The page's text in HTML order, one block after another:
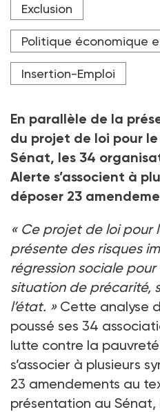
plein emploi, le collectif
Crédit photo Xose Bouzas /
Exclusion
Politique économique
Insertion-Emploi
En parallèle de la
du projet de loi pour
Sénat, les 34
Alerte s’associent à
déposer 23
« Ce projet de loi pour
présente des risques
régression sociale
situation de précarité,
l’état. »Cette analyse
poussé ses 34
lutte contre la pauvreté
s’associer à plusieurs
23 amendements au
présentation au Sénat,